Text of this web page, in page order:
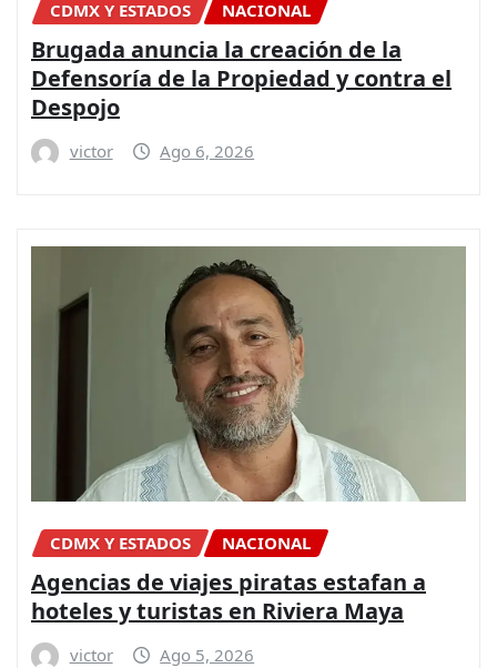
CDMX Y ESTADOS NACIONAL
Brugada anuncia la creación de la
Defensoría de la Propiedad y contra el
Despojo
victor Ago 6, 2026
CDMX Y ESTADOS NACIONAL
Agencias de viajes piratas estafan a
hoteles y turistas en Riviera Maya
victor Ago 5, 2026